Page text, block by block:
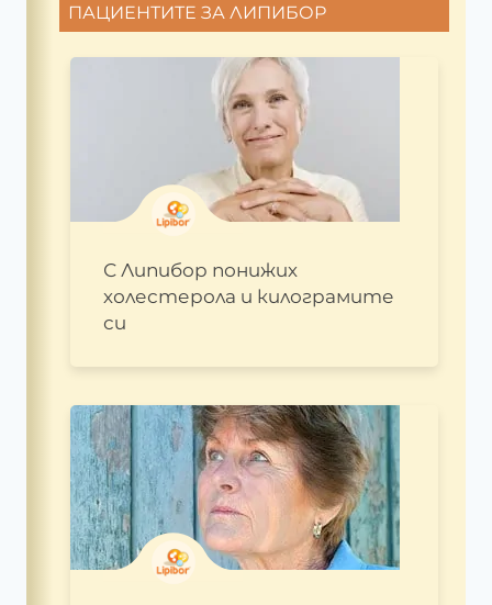
ПАЦИЕНТИТЕ ЗА ЛИПИБОР
С Липибор понижих
холестерола и килограмите
си